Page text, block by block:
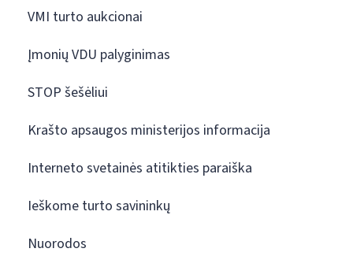
VMI turto aukcionai
Įmonių VDU palyginimas
STOP šešėliui
Krašto apsaugos ministerijos informacija
Interneto svetainės atitikties paraiška
Ieškome turto savininkų
Nuorodos